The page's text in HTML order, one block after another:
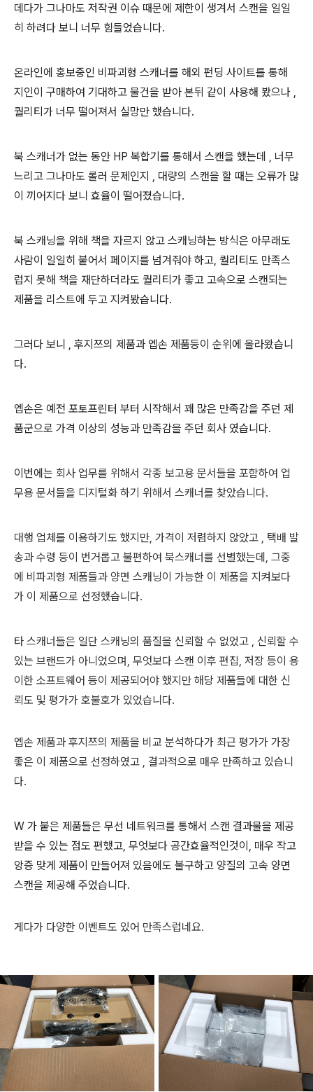
데다가 그나마도 저작권 이슈 때문에 제한이 생겨서 스캔을 일일
히 하려다 보니 너무 힘들었습니다.
온라인에 홍보중인 비파괴형 스캐너를 해외 펀딩 사이트를 통해
지인이 구매하여 기대하고 물건을 받아 본뒤 같이 사용해 봤으나 ,
퀄리티가 너무 떨어져서 실망만 했습니다.
북 스캐너가 없는 동안 HP 복합기를 통해서 스캔을 했는데 , 너무
느리고 그나마도 롤러 문제인지 , 대량의 스캔을 할 때는 오류가 많
이 끼어지다 보니 효율이 떨어졌습니다.
북 스캐닝을 위해 책을 자르지 않고 스캐닝하는 방식은 아무래도
사람이 일일히 붙어서 페이지를 넘겨줘야 하고, 퀄리티도 만족스
럽지 못해 책을 재단하더라도 퀄리티가 좋고 고속으로 스캔되는
제품을 리스트에 두고 지켜봤습니다.
그러다 보니 , 후지쯔의 제품과 엡손 제품등이 순위에 올라왔습니
다.
엡손은 예전 포토프린터 부터 시작해서 꽤 많은 만족감을 주던 제
품군으로 가격 이상의 성능과 만족감을 주던 회사 였습니다.
이번에는 회사 업무를 위해서 각종 보고용 문서들을 포함하여 업
무용 문서들을 디지털화 하기 위해서 스캐너를 찾았습니다.
대행 업체를 이용하기도 했지만, 가격이 저렴하지 않았고 , 택배 발
송과 수령 등이 번거롭고 불편하여 북스캐너를 선별했는데, 그중
에 비파괴형 제품들과 양면 스캐닝이 가능한 이 제품을 지켜보다
가 이 제품으로 선정했습니다.
타 스캐너들은 일단 스캐닝의 품질을 신뢰할 수 없었고 , 신뢰할 수
있는 브랜드가 아니었으며, 무엇보다 스캔 이후 편집, 저장 등이 용
이한 소프트웨어 등이 제공되어야 했지만 해당 제품들에 대한 신
뢰도 및 평가가 호불호가 있었습니다.
엡손 제품과 후지쯔의 제품을 비교 분석하다가 최근 평가가 가장
좋은 이 제품으로 선정하였고 , 결과적으로 매우 만족하고 있습니
다.
W 가 붙은 제품들은 무선 네트워크를 통해서 스캔 결과물을 제공
받을 수 있는 점도 편했고, 무엇보다 공간효율적인것이, 매우 작고
앙증 맞게 제품이 만들어져 있음에도 불구하고 양질의 고속 양면
스캔을 제공해 주었습니다.
게다가 다양한 이벤트도 있어 만족스럽네요.